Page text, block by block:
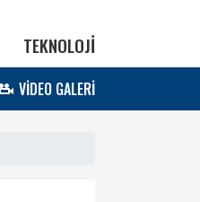
TEKNOLOJİ
VİDEO GALERİ